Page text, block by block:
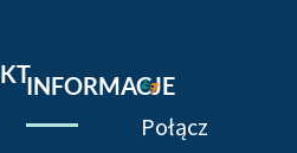
INFORMACJE
Połącz